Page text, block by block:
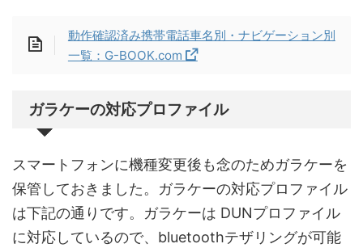
動作確認済み携帯電話車名別・ナビゲーション別
一覧：G-BOOK.com
ガラケーの対応プロファイル
スマートフォンに機種変更後も念のためガラケーを
保管しておきました。ガラケーの対応プロファイル
は下記の通りです。ガラケーは DUNプロファイル
に対応しているので、bluetoothテザリングが可能